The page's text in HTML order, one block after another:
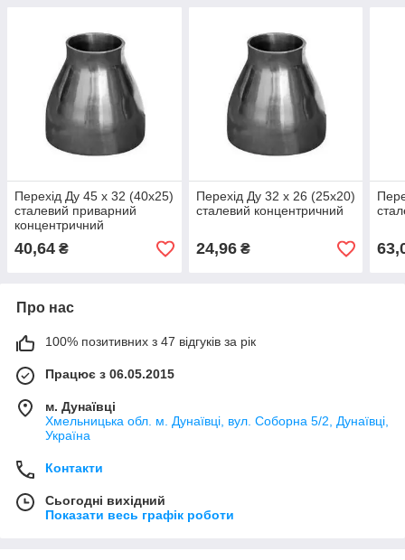
Перехід Ду 45 х 32 (40х25)
сталевий приварний
концентричний
40,64 ₴
Перехід Ду 32 х 26 (25х20)
сталевий концентричний
24,96₴
Про нас
100% позитивних з 47 відгуків за рік
Працює з 06.05.2015
м. Дунаївці
Хмельницька обл. м. Дунаївці, вул. Соборна 5/2, Дунаївці,
Україна
Контакти
Сьогодні вихідний
Показати весь графік роботи